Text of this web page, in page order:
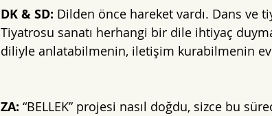
DK & SD: Dilden önce hareket vardı. Dans ve
Tiyatrosu sanatı herhangi bir dile ihtiyaç
diliyle anlatabilmenin, iletişim kurabilmenin
ZA: “BELLEK” projesi nasıl doğdu, sizce bu